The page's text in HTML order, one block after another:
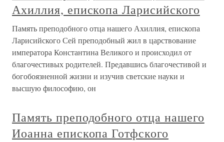
Ахиллия, епископа Ларисийского
Память преподобного отца нашего Ахиллия, епископа
Ларисийского Сей преподобный жил в царствование
императора Константина Великого и происходил от
благочестивых родителей. Предавшись благочестивой и
богобоязненной жизни и изучив светские науки и
высшую философию, он
Память преподобного отца нашего
Иоанна епископа Готфского